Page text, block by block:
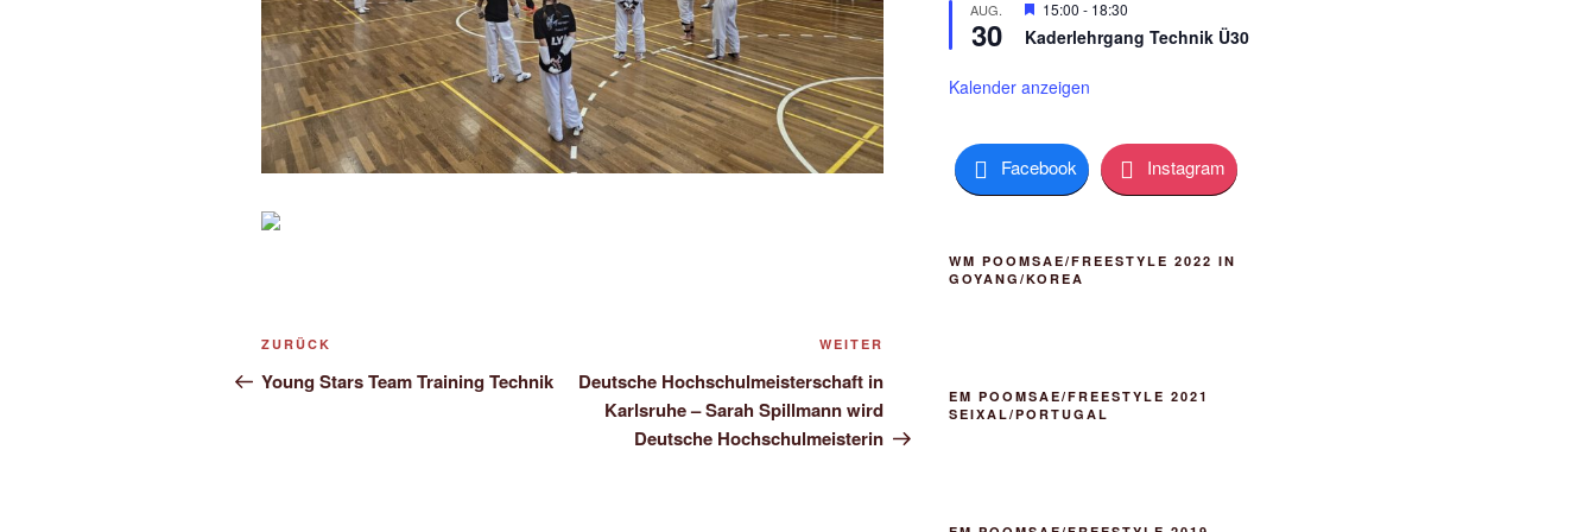
Beitragsnavigation
Vorheriger
Beitrag
ZURÜCK
Young Stars Team Training Technik
Beitrag
WEITER
Deutsche Hochschulmeisterschaft in
Karlsruhe – Sarah Spillmann wird
Deutsche Hochschulmeisterin
o
b
r
e
o
n
AUG.
30
H
r
o
e
h
o
b
15:00 - 18:30
Kaderlehrgang Technik Ü30
Kalender anzeigen
Facebook Instagram
WM POOMSAE/FREESTYLE 2022 IN
GOYANG/KOREA
EM POOMSAE/FREESTYLE 2021
SEIXAL/PORTUGAL